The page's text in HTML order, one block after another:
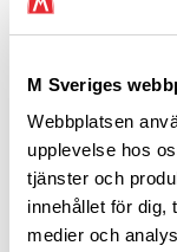
M Sveriges
Webbplatsen
upplevelse hos
tjänster och
innehållet för dig,
medier och
BankID.
Logga in